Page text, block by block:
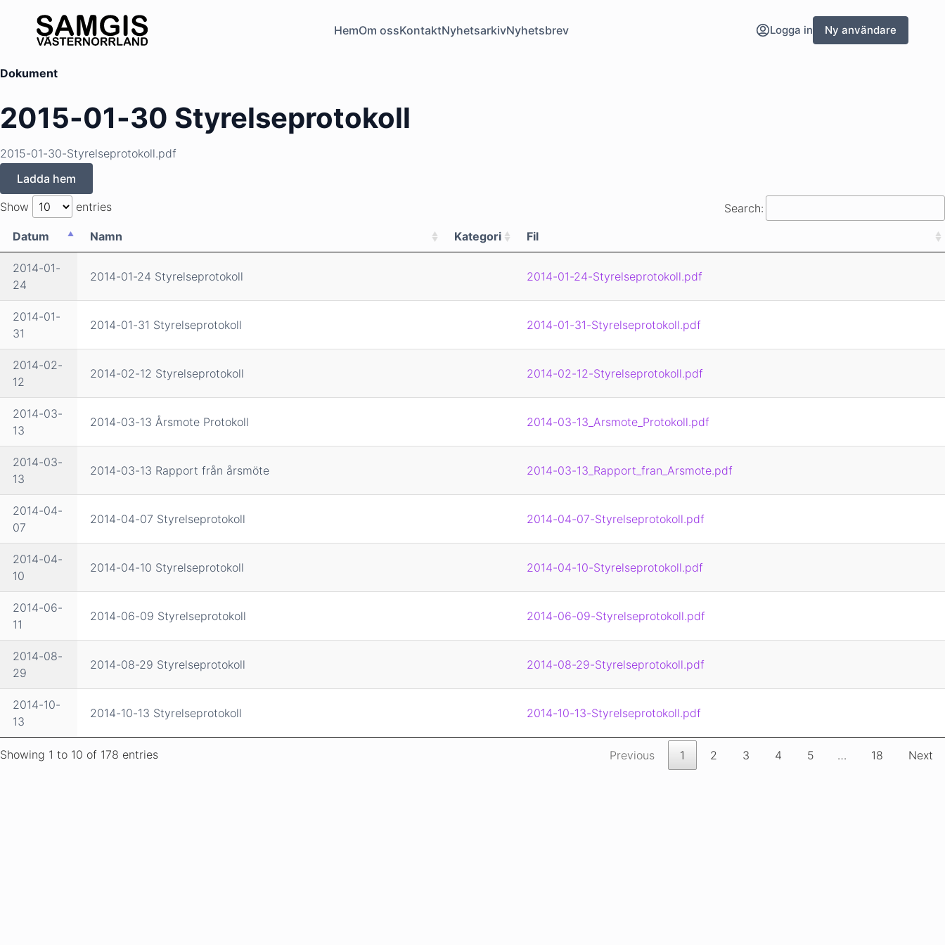
HemOm ossKontaktNyhetsarkivNyhetsbrev Logga in Ny användare
Dokument
2015-01-30 Styrelseprotokoll
2015-01-30-Styrelseprotokoll.pdf
Ladda hem
Show
entries
Search:
Datum
Namn Kategori Fil
2014-01-
24
2014-01-24 Styrelseprotokoll 2014-01-24-Styrelseprotokoll.pdf
2014-01-
31
2014-01-31 Styrelseprotokoll 2014-01-31-Styrelseprotokoll.pdf
2014-02-
12
2014-02-12 Styrelseprotokoll 2014-02-12-Styrelseprotokoll.pdf
2014-03-
13
2014-03-13 Årsmote Protokoll 2014-03-13_Arsmote_Protokoll.pdf
2014-03-
13
2014-03-13 Rapport från årsmöte 2014-03-13_Rapport_fran_Arsmote.pdf
2014-04-
07
2014-04-07 Styrelseprotokoll 2014-04-07-Styrelseprotokoll.pdf
2014-04-
10
2014-04-10 Styrelseprotokoll 2014-04-10-Styrelseprotokoll.pdf
2014-06-
11
2014-06-09 Styrelseprotokoll 2014-06-09-Styrelseprotokoll.pdf
2014-08-
29
2014-08-29 Styrelseprotokoll 2014-08-29-Styrelseprotokoll.pdf
2014-10-
13
2014-10-13 Styrelseprotokoll 2014-10-13-Styrelseprotokoll.pdf
Showing 1 to 10 of 178 entries Previous 1 2 3 4 5 … 18 Next